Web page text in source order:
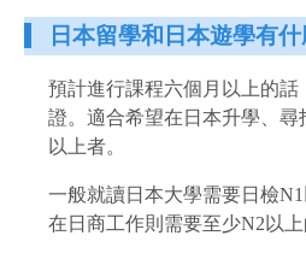
日本留學和日本遊學有什
預計進行課程六個月以上的話
證。適合希望在日本升學、
以上者。
一般就讀日本大學需要日檢
在日商工作則需要至少N2以上